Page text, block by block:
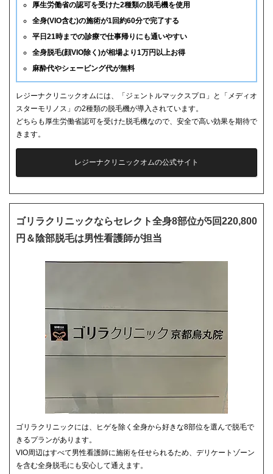
厚生労働省の認可を受けた2種類の脱毛機を使用
全身(VIO含む)の施術が1回約60分で完了する
平日21時までの診療で仕事帰りにも通いやすい
全身脱毛(顔VIO除く)が相場より1万円以上お得
麻酔代やシェービング代が無料
レジーナクリニックオムには、「ジェントルマックスプロ」と「メディオ
スターモリノス」の2種類の脱毛機が導入されています。
どちらも厚生労働省認可を受けた脱毛機なので、安全で高い効果を期待で
きます。
レジーナクリニックオムの公式サイト
ゴリラクリニックならセレクト全身8部位が5回220,800
円＆陰部脱毛は男性看護師が担当
ゴリラクリニックには、ヒゲを除く全身から好きな8部位を選んで脱毛で
きるプランがあります。
VIO周辺はすべて男性看護師に施術を任せられるため、デリケートゾーン
を含む全身脱毛にも安心して通えます。